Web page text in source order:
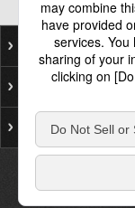
ご利用にあたって
プライバシーポリシー
サイトマップ